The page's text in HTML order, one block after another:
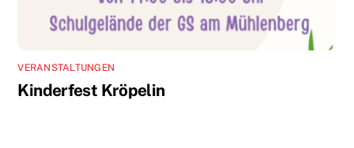
VERANSTALTUNGEN
Kinderfest Kröpelin